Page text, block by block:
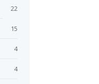
22
15
4
4